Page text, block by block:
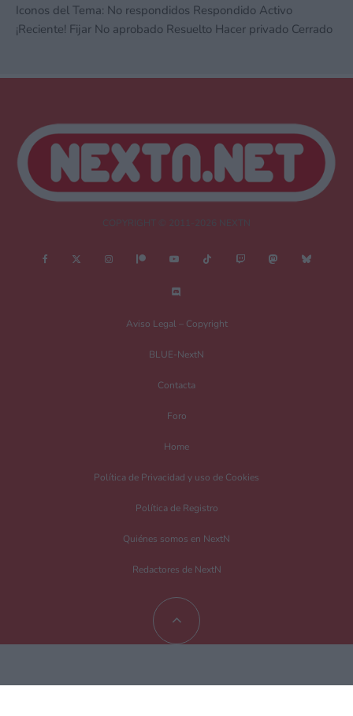
Iconos del Tema: No respondidos Respondido Activo
¡Reciente! Fijar No aprobado Resuelto Hacer privado Cerrado
Aviso Legal – Copyright
BLUE-NextN
Contacta
Foro
Home
Política de Privacidad y uso de Cookies
Política de Registro
Quiénes somos en NextN
Redactores de NextN